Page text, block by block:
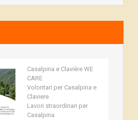
Casalpina e Clavière WE
CARE
Volontari per Casalpina e
Claviere
Lavori straordinari per
Casalpina